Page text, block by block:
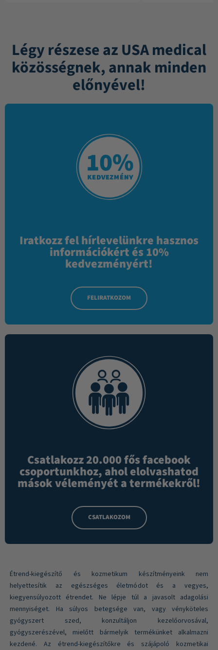
Légy részese az USA medical
közösségnek, annak minden
előnyével!
Iratkozz fel hírlevelünkre hasznos
információkért és 10%
kedvezményért!
FELIRATKOZOM
Csatlakozz 20.000 fős facebook
csoportunkhoz, ahol elolvashatod
mások véleményét a termékekről!
CSATLAKOZOM
Étrend-kiegészítő és kozmetikum készítményeink nem
helyettesítik az egészséges életmódot és a vegyes,
kiegyensúlyozott étrendet. Ne lépje túl a javasolt adagolási
mennyiséget. Ha súlyos betegsége van, vagy vényköteles
gyógyszert szed, konzultáljon kezelőorvosával,
gyógyszerészével, mielőtt bármelyik termékünket alkalmazni
kezdené. Az étrend-kiegészítőkre és szájápoló kozmetikai